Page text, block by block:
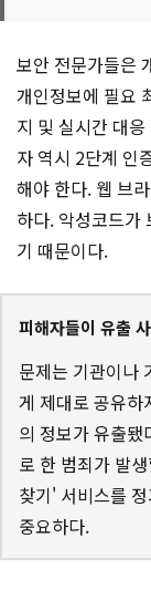
보안 전문가들은
개인정보에 필요
지 및 실시간 대
자 역시 2단계 인
해야 한다. 웹 브
하다. 악성코드가
기 때문이다.
피해자들이 유출
문제는 기관이나
게 제대로 공유하
의 정보가 유출
로 한 범죄가 발
찾기' 서비스를
중요하다.